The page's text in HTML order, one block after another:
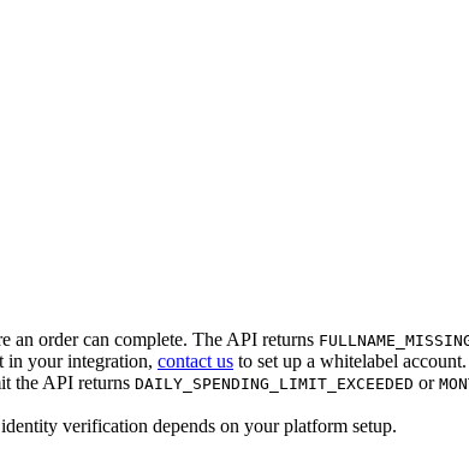
an order can complete. The API returns
in your integration, contact us to set up a whitelabel account.
the API returns DAILY_SPENDING_LIMIT_EXCEEDED or
verification depends on your platform setup.